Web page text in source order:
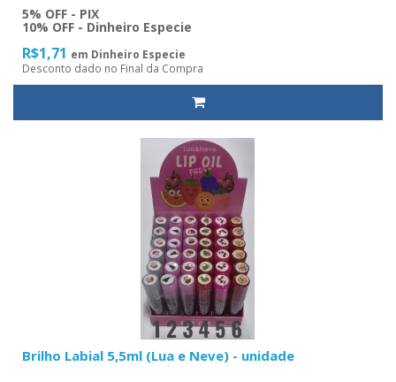
5% OFF - PIX
10% OFF - Dinheiro Especie
R$1,71 em Dinheiro Especie
Desconto dado no Final da Compra
Brilho Labial 5,5ml (Lua e Neve) - unidade